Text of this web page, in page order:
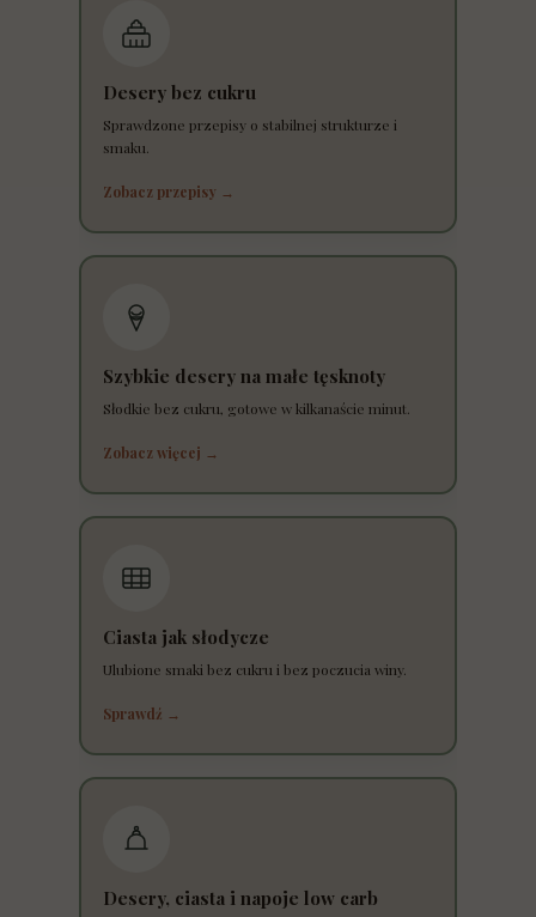
Desery bez cukru
Sprawdzone przepisy o stabilnej strukturze i
smaku.
Zobacz przepisy →
Szybkie desery na małe tęsknoty
Słodkie bez cukru, gotowe w kilkanaście minut.
Zobacz więcej →
Ciasta jak słodycze
Ulubione smaki bez cukru i bez poczucia winy.
Sprawdź →
Desery, ciasta i napoje low carb